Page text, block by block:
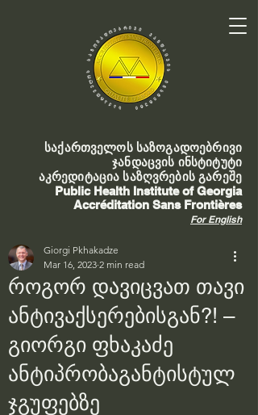
საქართველოს საზოგადოებრივი
ჯანდაცვის ინსტიტუტი
აკრედიტაცია საზღვრების გარეშე
Public Health Institute of Georgia
Accréditation Sans Frontières
For English
როგორ დავიცვათ თავი
ანტივაქსერებისგან?! –
გიორგი ფხაკაძე
ანტიპრობაგანტისტულ
ჯგუფებზე
Giorgi Pkhakadze
Mar 16, 2023 2 min read